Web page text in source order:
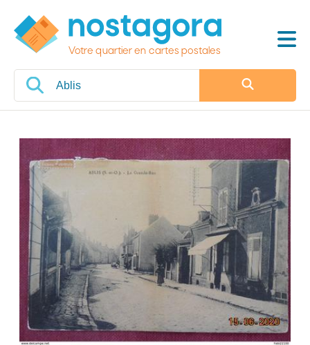
Votre quartier en cartes postales